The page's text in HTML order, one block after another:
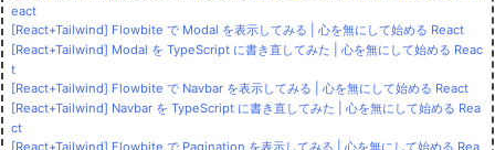
eact
[React+Tailwind] Flowbite で Modal を表示してみる | 心を無にして始める React
[React+Tailwind] Modal を TypeScript に書き直してみた | 心を無にして始める Reac
t
[React+Tailwind] Flowbite で Navbar を表示してみる | 心を無にして始める React
[React+Tailwind] Navbar を TypeScript に書き直してみた | 心を無にして始める Rea
ct
[React+Tailwind] Flowbite で Pagination を表示してみる | 心を無にして始める Rea